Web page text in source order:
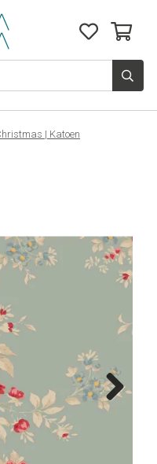
| Katoen
Next